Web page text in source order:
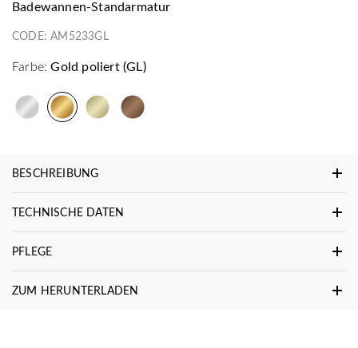
Badewannen-Standarmatur
CODE:AM5233GL
Farbe: Gold poliert (GL)
BESCHREIBUNG
TECHNISCHE DATEN
PFLEGE
ZUM HERUNTERLADEN